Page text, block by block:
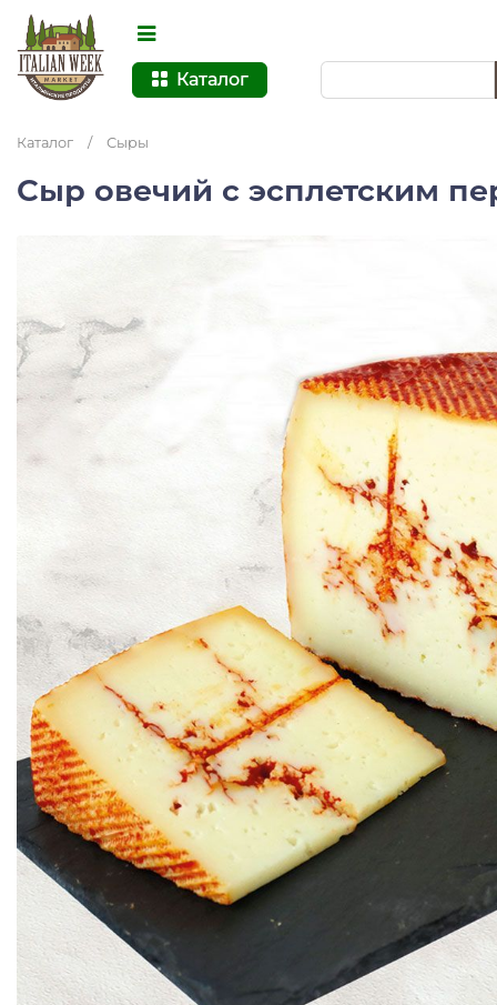
Каталог
Каталог / Сыры
Сыр овечий с эсплетским